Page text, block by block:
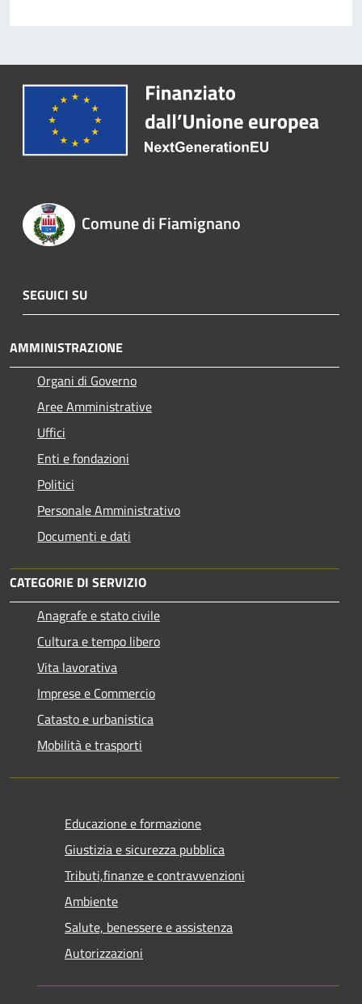
Comune di Fiamignano
SEGUICI SU
AMMINISTRAZIONE
Organi di Governo
Aree Amministrative
Uffici
Enti e fondazioni
Politici
Personale Amministrativo
Documenti e dati
CATEGORIE DI SERVIZIO
Anagrafe e stato civile
Cultura e tempo libero
Vita lavorativa
Imprese e Commercio
Catasto e urbanistica
Mobilità e trasporti
Educazione e formazione
Giustizia e sicurezza pubblica
Tributi,finanze e contravvenzioni
Ambiente
Salute, benessere e assistenza
Autorizzazioni